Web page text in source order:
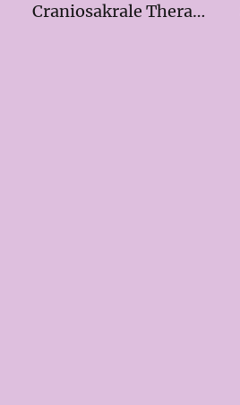
Craniosakrale Therapie & Osteopathei